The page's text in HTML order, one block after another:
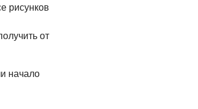
рисунков
от
начало